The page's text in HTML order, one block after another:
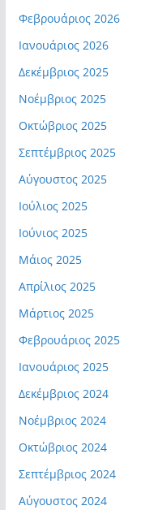
Φεβρουάριος 2026
Ιανουάριος 2026
Δεκέμβριος 2025
Νοέμβριος 2025
Οκτώβριος 2025
Σεπτέμβριος 2025
Αύγουστος 2025
Ιούλιος 2025
Ιούνιος 2025
Μάιος 2025
Απρίλιος 2025
Μάρτιος 2025
Φεβρουάριος 2025
Ιανουάριος 2025
Δεκέμβριος 2024
Νοέμβριος 2024
Οκτώβριος 2024
Σεπτέμβριος 2024
Αύγουστος 2024